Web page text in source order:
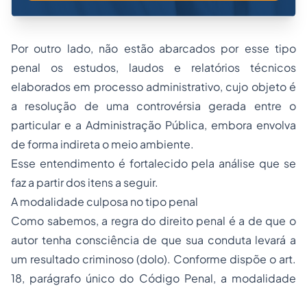
Por outro lado, não estão abarcados por esse tipo
penal os estudos, laudos e relatórios técnicos
elaborados em processo administrativo, cujo objeto é
a resolução de uma controvérsia gerada entre o
particular e a Administração Pública, embora envolva
de forma indireta o meio ambiente.
Esse entendimento é fortalecido pela análise que se
faz a partir dos itens a seguir.
A modalidade culposa no tipo penal
Como sabemos, a regra do direito penal é a de que o
autor tenha consciência de que sua conduta levará a
um resultado criminoso (dolo). Conforme dispõe o art.
18, parágrafo único do Código Penal, a modalidade